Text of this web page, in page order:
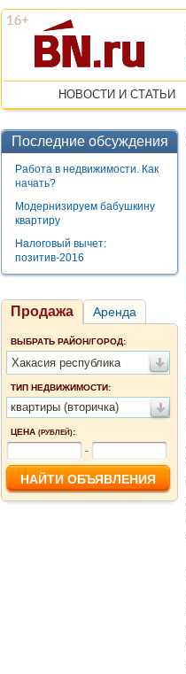
НОВОСТИ И СТАТЬИ
Последние обсуждения
Работа в недвижимости. Как
начать?
Модернизируем бабушкину
квартиру
Налоговый вычет:
позитив-2016
Продажа Аренда
ВЫБРАТЬ РАЙОН/ГОРОД:
Хакасия республика
ТИП НЕДВИЖИМОСТИ:
квартиры (вторичка)
ЦЕНА (РУБЛЕЙ):
-